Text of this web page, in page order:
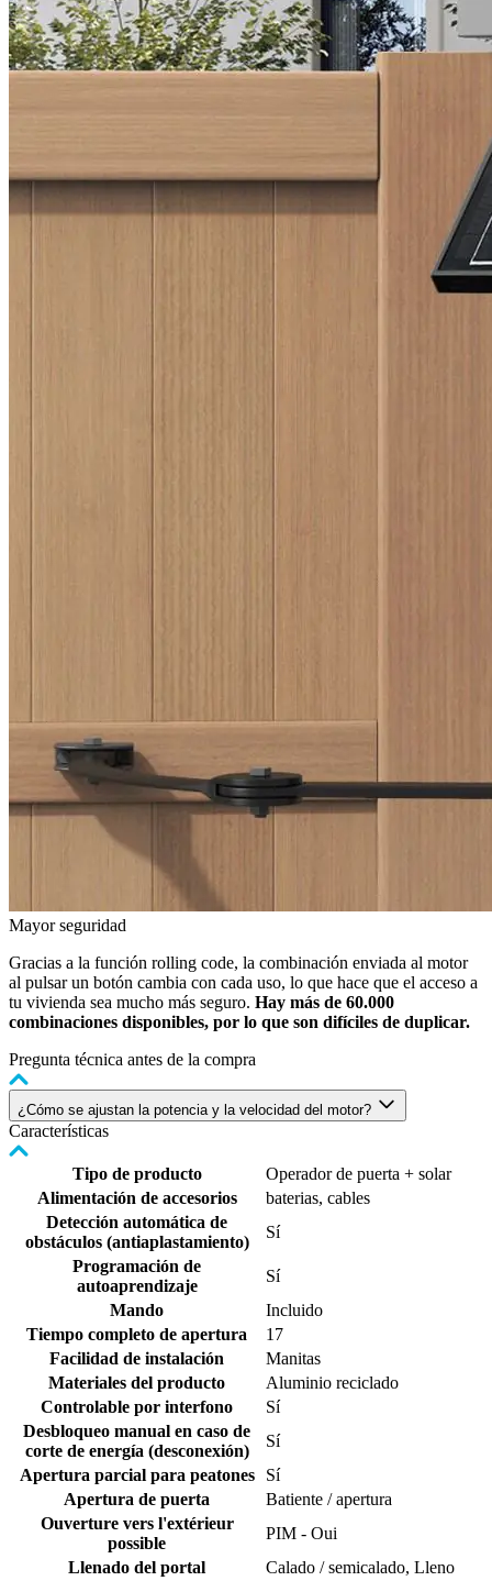
Mayor seguridad
Gracias a la función rolling code, la combinación enviada al motor
al pulsar un botón cambia con cada uso, lo que hace que el acceso a
tu vivienda sea mucho más seguro. Hay más de 60.000
combinaciones disponibles, por lo que son difíciles de duplicar.
Pregunta técnica antes de la compra
¿Cómo se ajustan la potencia y la velocidad del motor?
Características
Tipo de producto
Operador de puerta + solar
Alimentación de accesorios
baterias, cables
Detección automática de
obstáculos (antiaplastamiento)
Sí
Programación de
autoaprendizaje
Sí
Mando
Incluido
Tiempo completo de apertura
17
Facilidad de instalación
Manitas
Materiales del producto
Aluminio reciclado
Controlable por interfono
Sí
Desbloqueo manual en caso de
corte de energía (desconexión)
Sí
Apertura parcial para peatones
Sí
Apertura de puerta
Batiente / apertura
Ouverture vers l'extérieur
possible
PIM - Oui
Llenado del portal
Calado / semicalado, Lleno